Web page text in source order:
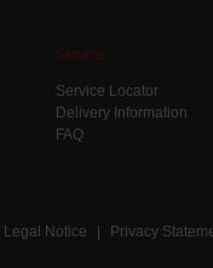
Service
Service Locator
Delivery Information
FAQ
Legal Notice | Privacy